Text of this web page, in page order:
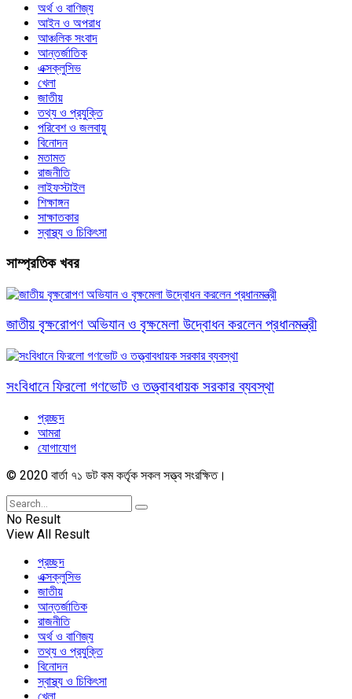
অর্থ ও বাণিজ্য
আইন ও অপরাধ
আঞ্চলিক সংবাদ
আন্তর্জাতিক
এক্সক্লুসিভ
খেলা
জাতীয়
তথ্য ও প্রযুক্তি
পরিবেশ ও জলবায়ু
বিনোদন
মতামত
রাজনীতি
লাইফস্টাইল
শিক্ষাঙ্গন
সাক্ষাতকার
স্বাস্থ্য ও চিকিৎসা
সাম্প্রতিক খবর
জাতীয় বৃক্ষরোপণ অভিযান ও বৃক্ষমেলা উদ্বোধন করলেন প্রধানমন্ত্রী
সংবিধানে ফিরলো গণভোট ও তত্ত্বাবধায়ক সরকার ব্যবস্থা
প্রচ্ছদ
আমরা
যোগাযোগ
© 2020 বার্তা ৭১ ডট কম কর্তৃক সকল সত্ত্ব সংরক্ষিত।
No Result
View All Result
প্রচ্ছদ
এক্সক্লুসিভ
জাতীয়
আন্তর্জাতিক
রাজনীতি
অর্থ ও বাণিজ্য
তথ্য ও প্রযুক্তি
বিনোদন
স্বাস্থ্য ও চিকিৎসা
খেলা